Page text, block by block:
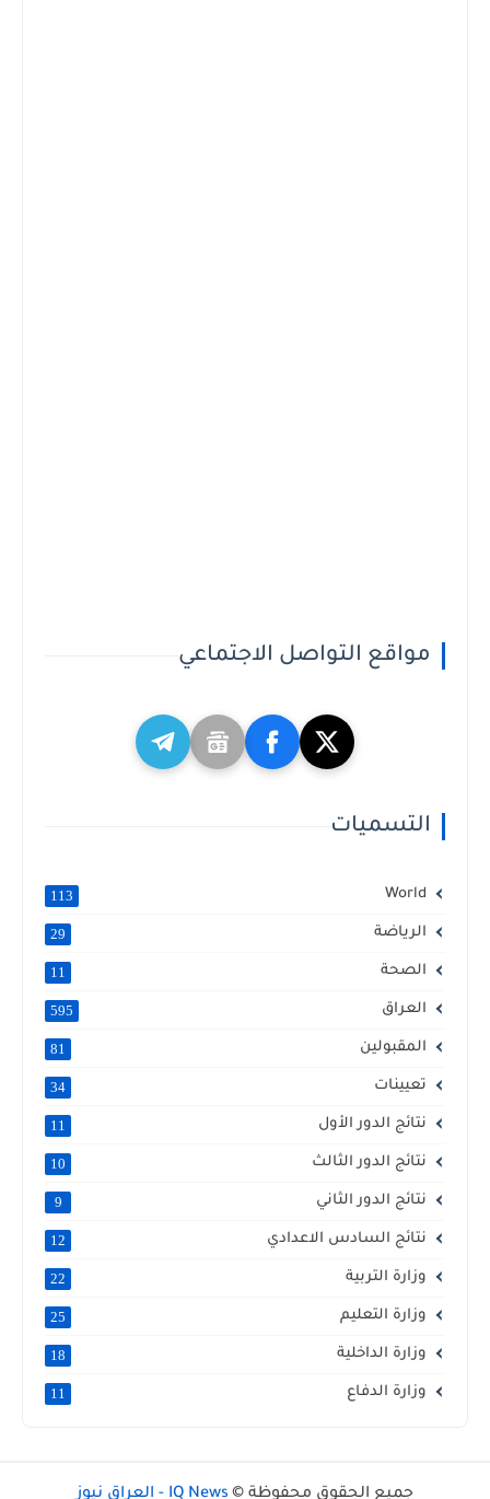
مواقع التواصل الاجتماعي
التسميات
World
113
الرياضة 29
الصحة 11
العراق 595
المقبولين 81
تعيينات 34
نتائج الدور الأول 11
نتائج الدور الثالث 10
نتائج الدور الثاني 9
نتائج السادس الاعدادي 12
وزارة التربية 22
وزارة التعليم 25
وزارة الداخلية 18
وزارة الدفاع 11
جميع الحقوق محفوظة © IQ News - العراق نيوز